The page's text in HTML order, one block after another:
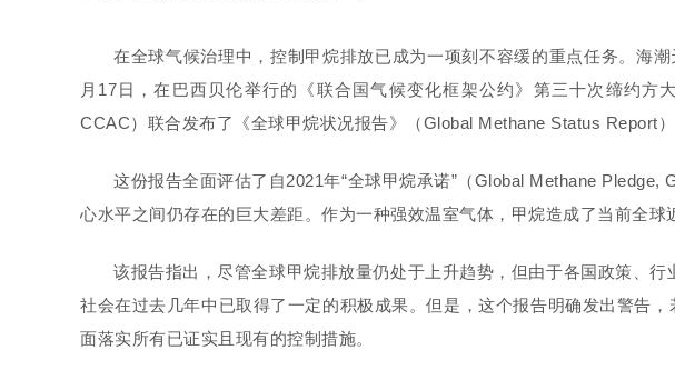
在全球气候治理中，控制甲烷排放已成为一项刻不容缓的重点任务。海潮
月17日，在巴西贝伦举行的《联合国气候变化框架公约》第三十次缔约方
CCAC） 联合发布了《全球甲烷状况报告》 （Global Methane Status Report）
这份报告全面评估了自2021年“全球甲烷承诺” （Global Methane Pledge,
心水平之间仍存在的巨大差距。作为一种强效温室气体，甲烷造成了当前全
该报告指出，尽管全球甲烷排放量仍处于上升趋势，但由于各国政策、
社会在过去几年中已取得了一定的积极成果。但是，这个报告明确发出警告
面落实所有已证实且现有的控制措施。